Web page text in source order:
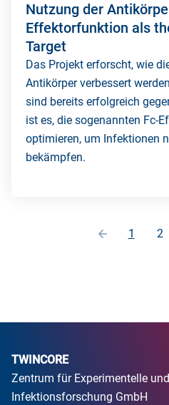
Nutzung der
Effektorfunktion als
Target
Das Projekt erforscht, wie
Antikörper verbessert
sind bereits erfolgreich
ist es, die sogenannten Fc-
optimieren, um Infektionen
bekämpfen.
1 2
TWINCORE
Zentrum für Experimentelle
Infektionsforschung GmbH